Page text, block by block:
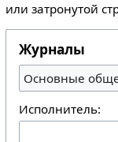
или затронутой
Журналы
Основные
Исполнитель: